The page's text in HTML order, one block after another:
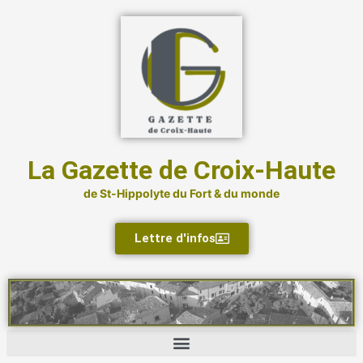
La Gazette de Croix-Haute
de St-Hippolyte du Fort & du monde
Lettre d'infos